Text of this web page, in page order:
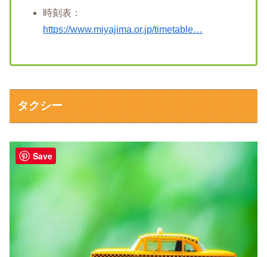
時刻表：
https://www.miyajima.or.jp/timetable…
タクシー
Save